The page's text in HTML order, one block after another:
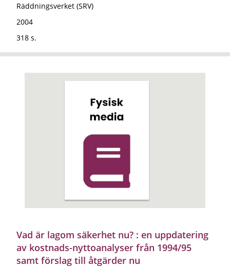
Räddningsverket (SRV)
2004
318 s.
Vad är lagom säkerhet nu? : en uppdatering
av kostnads-nyttoanalyser från 1994/95
samt förslag till åtgärder nu